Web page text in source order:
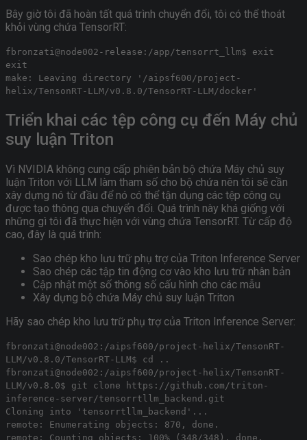
Bây giờ tôi đã hoàn tất quá trình chuyển đổi, tôi có thể thoát
khỏi vùng chứa TensorRT:
fbronzati@node002-release:/app/tensorrt_llm$ exit
exit
make: Leaving directory '/aipsf600/project-
helix/TensonRT-LLM/v0.8.0/TensorRT-LLM/docker'
Triển khai các tệp công cụ đến Máy chủ
suy luận Triton
Vì NVIDIA không cung cấp phiên bản bộ chứa Máy chủ suy
luận Triton với LLM làm tham số cho bộ chứa nên tôi sẽ cần
xây dựng nó từ đầu để nó có thể tận dụng các tệp công cụ
được tạo thông qua chuyển đổi. Quá trình này khá giống với
những gì tôi đã thực hiện với vùng chứa TensorRT. Từ cấp độ
cao, đây là quá trình:
Sao chép kho lưu trữ phụ trợ của Triton Inference Server
Sao chép các tập tin động cơ vào kho lưu trữ nhân bản
Cập nhật một số thông số cấu hình cho các mẫu
Xây dựng bộ chứa Máy chủ suy luận Triton
Hãy sao chép kho lưu trữ phụ trợ của Triton Inference Server:
fbronzati@node002:/aipsf600/project-helix/TensonRT-
LLM/v0.8.0/TensorRT-LLM$ cd ..
fbronzati@node002:/aipsf600/project-helix/TensonRT-
LLM/v0.8.0$ git clone https://github.com/triton-
inference-server/tensorrtllm_backend.git
Cloning into 'tensorrtllm_backend'...
remote: Enumerating objects: 870, done.
remote: Counting objects: 100% (348/348), done.